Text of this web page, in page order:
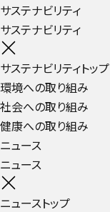
サステナビリティ
サステナビリティ
サステナビリティトップ
環境への取り組み
社会への取り組み
健康への取り組み
ニュース
ニュース
ニューストップ